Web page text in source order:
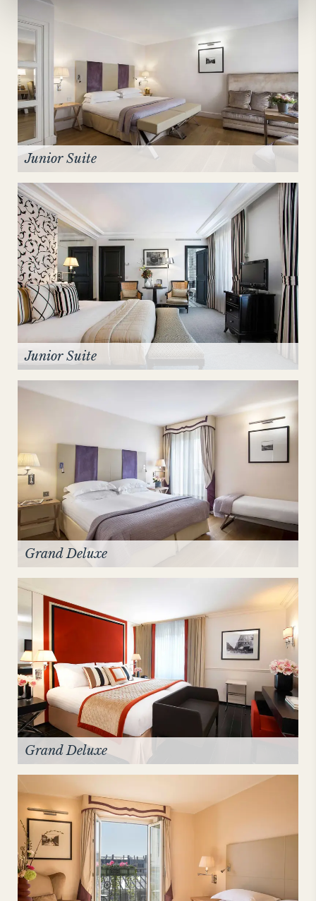
Junior Suite
Junior Suite
Grand Deluxe
Grand Deluxe